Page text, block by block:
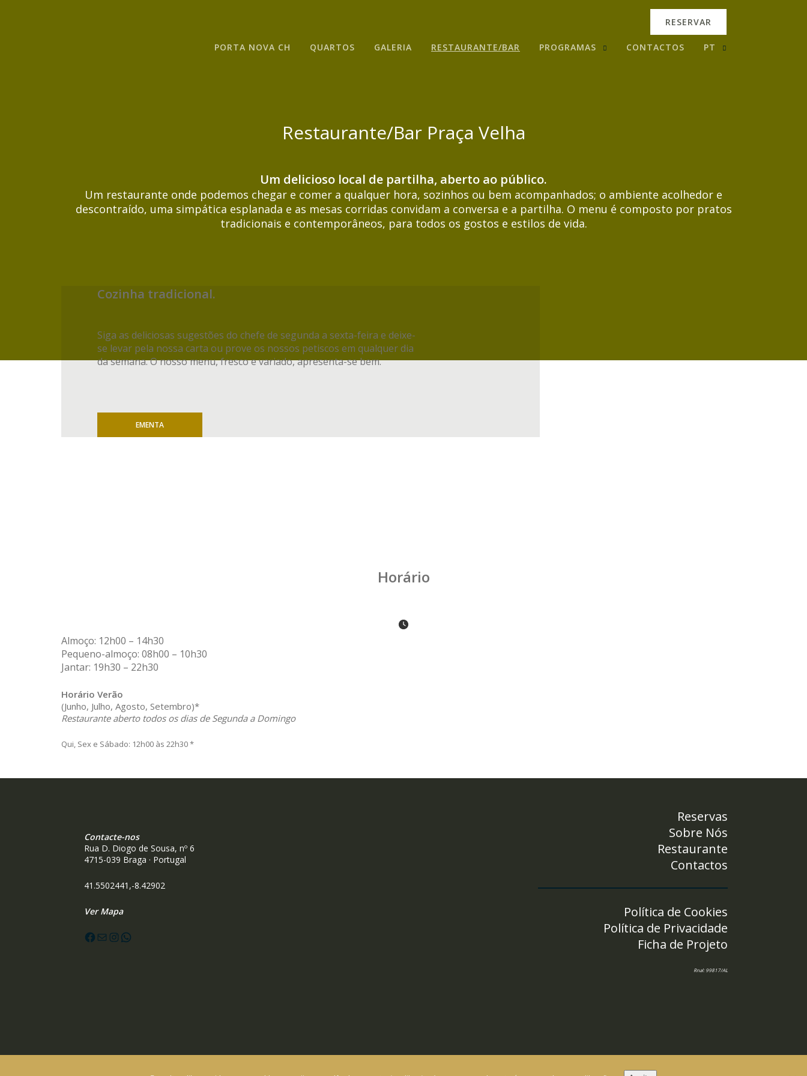
RESERVAR
PORTA NOVA CH QUARTOS GALERIA RESTAURANTE/BAR PROGRAMAS CONTACTOS PT
Restaurante/Bar Praça Velha
Um delicioso local de partilha, aberto ao público.
Um restaurante onde podemos chegar e comer a qualquer hora, sozinhos ou bem acompanhados; o ambiente acolhedor e
descontraído, uma simpática esplanada e as mesas corridas convidam a conversa e a partilha. O menu é composto por pratos
tradicionais e contemporâneos, para todos os gostos e estilos de vida.
Cozinha tradicional.
Siga as deliciosas sugestões do chefe de segunda a sexta-feira e deixe-
se levar pela nossa carta ou prove os nossos petiscos em qualquer dia
da semana. O nosso menu, fresco e variado, apresenta-se bem.
EMENTA
Horário
Almoço: 12h00 – 14h30
Pequeno-almoço: 08h00 – 10h30
Jantar: 19h30 – 22h30
Horário Verão
(Junho, Julho, Agosto, Setembro)*
Restaurante aberto todos os dias de Segunda a Domingo
Qui, Sex e Sábado: 12h00 às 22h30 *
Contacte-nos
Rua D. Diogo de Sousa, nº 6
4715-039 Braga · Portugal
41.5502441,-8.42902
Ver Mapa
Facebook
MailInstagram
WhatsApp
Reservas
Sobre Nós
Restaurante
Contactos
Política de Cookies
Política de Privacidade
Ficha de Projeto
Rnal: 99817/AL